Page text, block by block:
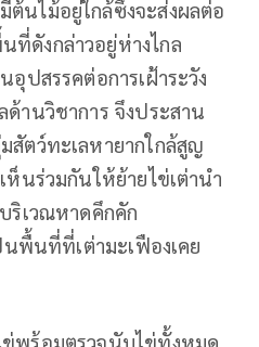
ต้นไม้อยู่ใกล้ซึ่งจะส่งผลต่อ
ดังกล่าวอยู่ห่างไกล
อุปสรรคต่อการเฝ้าระวัง
านวิชาการ จึงประสาน
สัตว์ทะเลหายากใกล้สูญ
นร่วมกันให้ย้ายไข่เต่านำ
ริเวณหาดคึกคัก
พื้นที่ที่เต่ามะเฟืองเคย
ข่พร้อมตรวจนับไข่ทั้งหมด